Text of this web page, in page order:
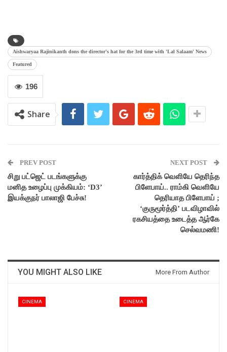
Aishwaryaa Rajinikanth dons the director's hat for the 3rd time with 'Lal Salaam' News
Featured
196
Share
PREV POST
சிறு பட்ஜெட் படங்களுக்கு
மனித உழைப்பு முக்கியம்: ‘D3’
இயக்குநர் பாலாஜி பேச்சு!
NEXT POST
கார்த்திக் வெளியே தெரிந்த
பிளேபாய்.. ராம்கி வெளியே
தெரியாத பிளேபாய் ;
‘குருமூர்த்தி’ படவிழாவில்
ரகசியத்தை உடைத்த ஆர்கே
செல்வமணி!
YOU MIGHT ALSO LIKE More From Author
CINEMA CINEMA